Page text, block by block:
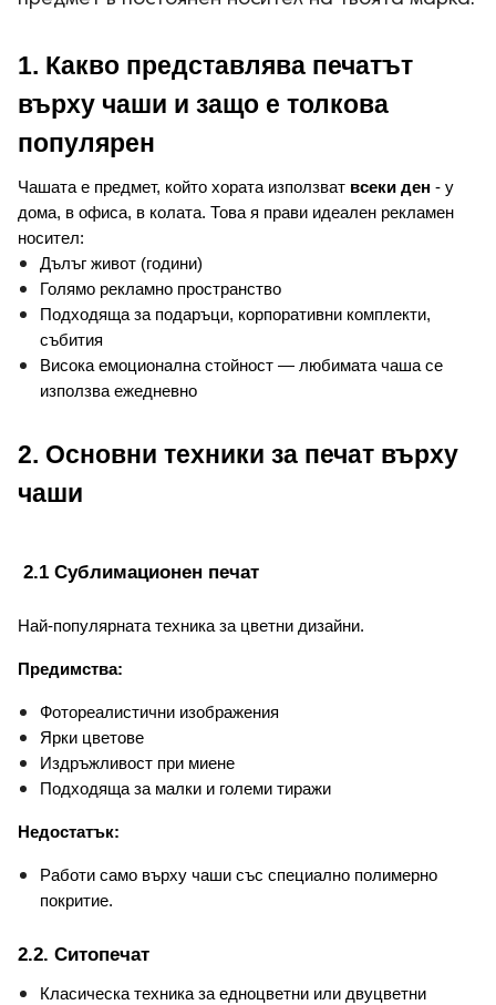
1. Какво представлява печатът
върху чаши и защо е толкова
популярен
Чашата е предмет, който хората използват всеки ден - у
дома, в офиса, в колата. Това я прави идеален рекламен
носител:
Дълъг живот (години)
Голямо рекламно пространство
Подходяща за подаръци, корпоративни комплекти,
събития
Висока емоционална стойност — любимата чаша се
използва ежедневно
2. Основни техники за печат върху
чаши
2.1 Сублимационен печат
Най-популярната техника за цветни дизайни.
Предимства:
Фотореалистични изображения
Ярки цветове
Издръжливост при миене
Подходяща за малки и големи тиражи
Недостатък:
Работи само върху чаши със специално полимерно
покритие.
2.2. Ситопечат
Класическа техника за едноцветни или двуцветни